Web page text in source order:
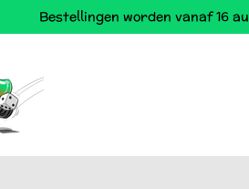
Bestellingen worden vanaf 16